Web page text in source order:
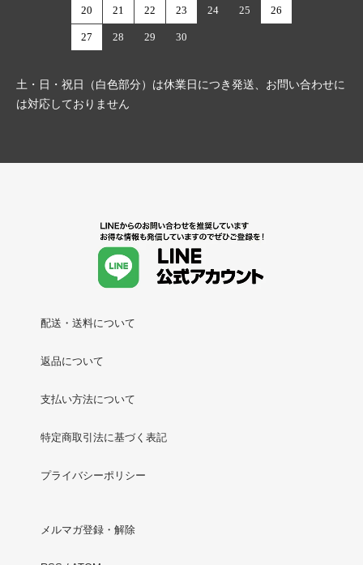
20 21 22 23 24 25 26
27 28 29 30
土・日・祝日（白色部分）は休業日につき発送、お問い合わせに
は対応しておりません
配送・送料について
返品について
支払い方法について
特定商取引法に基づく表記
プライバシーポリシー
メルマガ登録・解除